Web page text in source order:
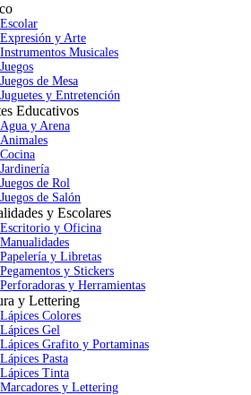
Escolar
Expresión y Arte
Instrumentos Musicales
Juegos
Juegos de Mesa
Juguetes y Entretención
Educativos
Agua y Arena
Animales
Cocina
Jardinería
Juegos de Rol
Juegos de Salón
y Escolares
Escritorio y Oficina
Manualidades
Papelería y Libretas
Pegamentos y Stickers
Perforadoras y Herramientas
y Lettering
Lápices Colores
Lápices Gel
Lápices Grafito y Portaminas
Lápices Pasta
Lápices Tinta
Marcadores y Lettering